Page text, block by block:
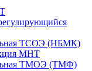
ТСОЭ (НБМК)
МНТ
ТМОЭ (ТМФ)